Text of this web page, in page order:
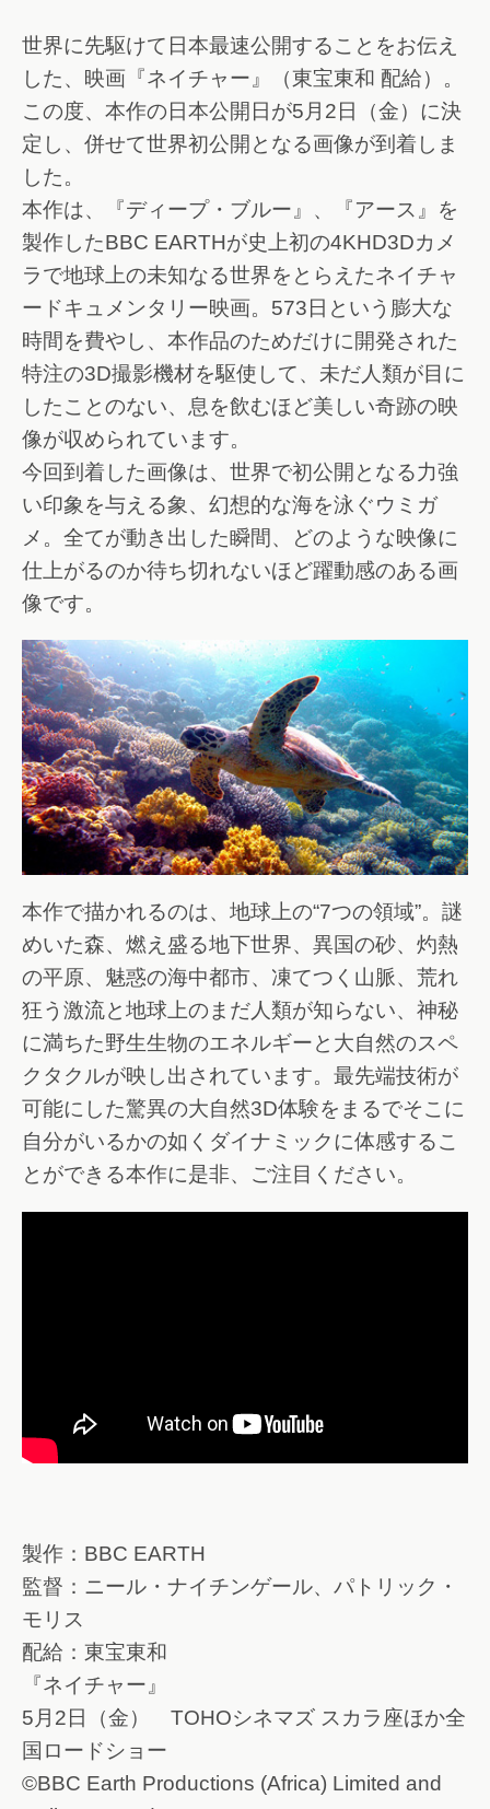
世界に先駆けて日本最速公開することをお伝え
した、映画『ネイチャー』（東宝東和 配給）。
この度、本作の日本公開日が5月2日（金）に決
定し、併せて世界初公開となる画像が到着しま
した。
本作は、『ディープ・ブルー』、『アース』を
製作したBBC EARTHが史上初の4KHD3Dカメ
ラで地球上の未知なる世界をとらえたネイチャ
ードキュメンタリー映画。573日という膨大な
時間を費やし、本作品のためだけに開発された
特注の3D撮影機材を駆使して、未だ人類が目に
したことのない、息を飲むほど美しい奇跡の映
像が収められています。
今回到着した画像は、世界で初公開となる力強
い印象を与える象、幻想的な海を泳ぐウミガ
メ。全てが動き出した瞬間、どのような映像に
仕上がるのか待ち切れないほど躍動感のある画
像です。
本作で描かれるのは、地球上の“7つの領域”。謎
めいた森、燃え盛る地下世界、異国の砂、灼熱
の平原、魅惑の海中都市、凍てつく山脈、荒れ
狂う激流と地球上のまだ人類が知らない、神秘
に満ちた野生生物のエネルギーと大自然のスペ
クタクルが映し出されています。最先端技術が
可能にした驚異の大自然3D体験をまるでそこに
自分がいるかの如くダイナミックに体感するこ
とができる本作に是非、ご注目ください。
製作：BBC EARTH
監督：ニール・ナイチンゲール、パトリック・
モリス
配給：東宝東和
『ネイチャー』
5月2日（金） TOHOシネマズ スカラ座ほか全
国ロードショー
©BBC Earth Productions (Africa) Limited and